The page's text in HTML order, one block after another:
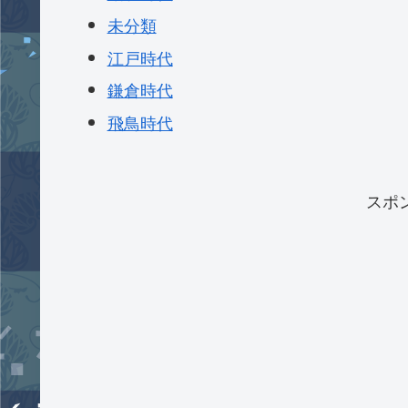
未分類
江戸時代
鎌倉時代
飛鳥時代
スポ